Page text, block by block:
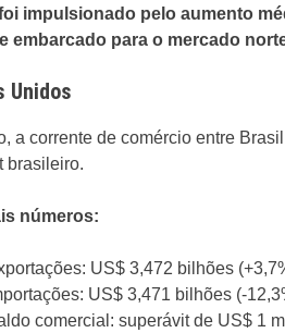
impulsionado pelo aumento
embarcado para o mercado
Unidos
a corrente de comércio entre
brasileiro.
números:
US$ 3,472 bilhões
US$ 3,471 bilhões (-
comercial: superávit de US$ 1